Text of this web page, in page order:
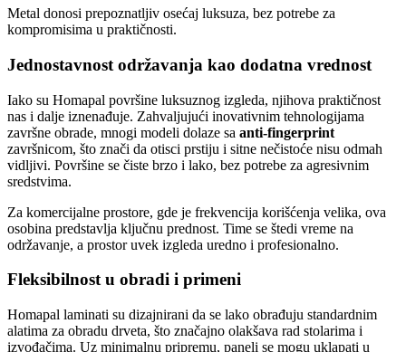
Metal donosi prepoznatljiv osećaj luksuza, bez potrebe za
kompromisima u praktičnosti.
Jednostavnost održavanja kao dodatna vrednost
Iako su Homapal površine luksuznog izgleda, njihova praktičnost
nas i dalje iznenađuje. Zahvaljujući inovativnim tehnologijama
završne obrade, mnogi modeli dolaze sa anti-fingerprint
završnicom, što znači da otisci prstiju i sitne nečistoće nisu odmah
vidljivi. Površine se čiste brzo i lako, bez potrebe za agresivnim
sredstvima.
Za komercijalne prostore, gde je frekvencija korišćenja velika, ova
osobina predstavlja ključnu prednost. Time se štedi vreme na
održavanje, a prostor uvek izgleda uredno i profesionalno.
Fleksibilnost u obradi i primeni
Homapal laminati su dizajnirani da se lako obrađuju standardnim
alatima za obradu drveta, što značajno olakšava rad stolarima i
izvođačima. Uz minimalnu pripremu, paneli se mogu uklapati u